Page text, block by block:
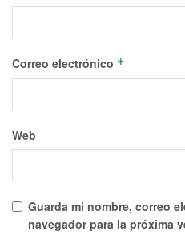
Correo electrónico *
Web
Guarda mi nombre, correo
navegador para la próxima